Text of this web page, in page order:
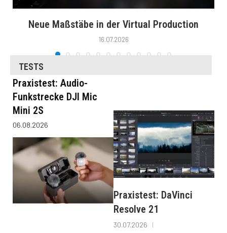
Neue Maßstäbe in der Virtual Production
16.07.2026
TESTS
Praxistest: Audio-
Funkstrecke DJI Mic
Mini 2S
06.08.2026
Praxistest: DaVinci
Resolve 21
30.07.2026